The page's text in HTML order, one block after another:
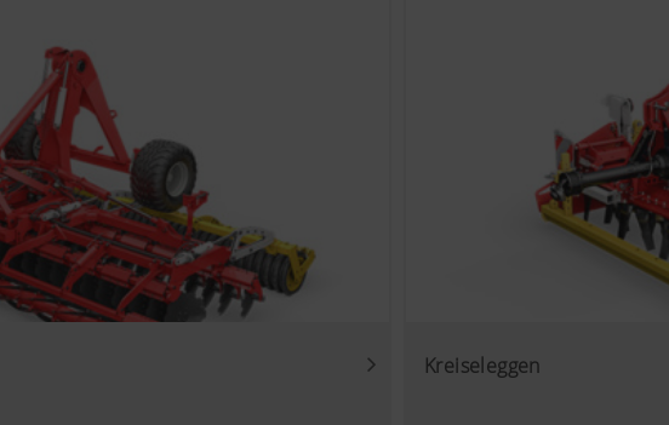
relevante Inhalte auf unserer Website und auf Social Media anzeigen,
Cookies) von einigen Partnerunternehmen. Dadurch werden die
zugeschnitten und angezeigt.
des Cookies
binden YouTube Videos auf unserer Website ein und verwenden hierbei
von YouTube. Es werden von YouTube keine
auf dieser Website gespeichert, es sei denn, es wird ein Video
finden Sie hier: https://support.google.com/youtube/answer/
www.google.de/intl/de/policies/privacy/ Wir haben keine Kontrolle
Sie können diese Cookies in Ihren Browser-Einstellungen blockieren.
Kreiseleggen